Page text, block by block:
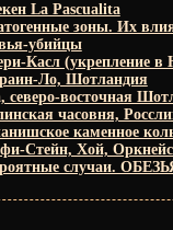
La Pascualita
зоны. Их
убийцы
Касл (укрепление
Ло, Шотландия
северо-восточная
часовня,
каменное
Стейн, Хой,
случаи.